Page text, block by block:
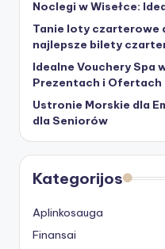
Noclegi w Wisełce:
Tanie loty czarterowe
najlepsze bilety
Idealne Vouchery Spa
Prezentach i Ofertach
Ustronie Morskie dla
dla Seniorów
Kategorijos
Aplinkosauga
Finansai